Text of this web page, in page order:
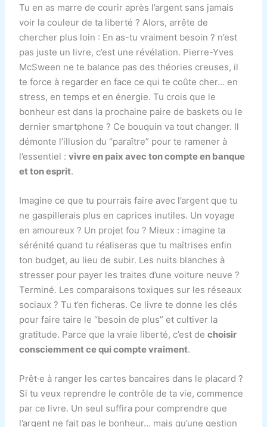
Tu en as marre de courir après l’argent sans jamais
voir la couleur de ta liberté ? Alors, arrête de
chercher plus loin : En as-tu vraiment besoin ? n’est
pas juste un livre, c’est une révélation. Pierre-Yves
McSween ne te balance pas des théories creuses, il
te force à regarder en face ce qui te coûte cher… en
stress, en temps et en énergie. Tu crois que le
bonheur est dans la prochaine paire de baskets ou le
dernier smartphone ? Ce bouquin va tout changer. Il
démonte l’illusion du “paraître” pour te ramener à
l’essentiel :vivre en paix avec ton compte en banque
et ton esprit.
Imagine ce que tu pourrais faire avec l’argent que tu
ne gaspillerais plus en caprices inutiles. Un voyage
en amoureux ? Un projet fou ? Mieux : imagine ta
sérénité quand tu réaliseras que tu maîtrises enfin
ton budget, au lieu de subir. Les nuits blanches à
stresser pour payer les traites d’une voiture neuve ?
Terminé. Les comparaisons toxiques sur les réseaux
sociaux ? Tu t’en ficheras. Ce livre te donne les clés
pour faire taire le “besoin de plus” et cultiver la
gratitude. Parce que la vraie liberté, c’est dechoisir
consciemment ce qui compte vraiment.
Prêt·e à ranger les cartes bancaires dans le placard ?
Si tu veux reprendre le contrôle de ta vie, commence
par ce livre. Un seul suffira pour comprendre que
l’argent ne fait pas le bonheur… mais qu’une gestion